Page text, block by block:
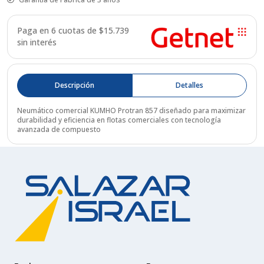
Paga en 6 cuotas de $15.739
sin interés
Descripción Detalles
Neumático comercial KUMHO Protran 857 diseñado para maximizar
durabilidad y eficiencia en flotas comerciales con tecnología
avanzada de compuesto